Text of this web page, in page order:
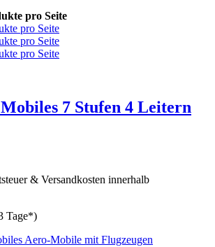
pro Seite
pro Seite
pro Seite
pro Seite
7 Stufen 4 Leitern
& Versandkosten innerhalb
Tage*)